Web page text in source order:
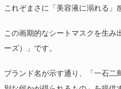
これぞまさに「美容液に溺れる」
この画期的なシートマスクを生
ーズ）」です。
ブランド名が示す通り、「一石二